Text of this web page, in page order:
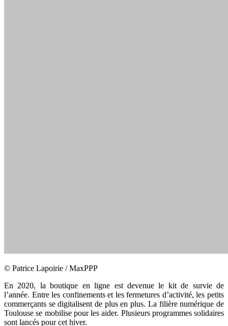
© Patrice Lapoirie / MaxPPP
En 2020, la boutique en ligne est devenue le kit de survie de
l’année. Entre les confinements et les fermetures d’activité, les petits
commerçants se digitalisent de plus en plus. La filière numérique de
Toulouse se mobilise pour les aider. Plusieurs programmes solidaires
sont lancés pour cet hiver.